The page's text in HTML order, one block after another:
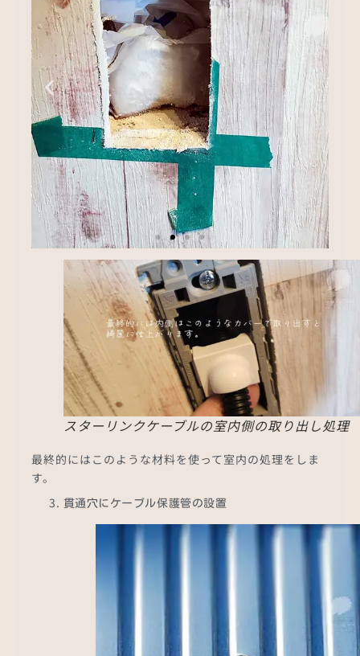
壁の中の断熱材
柱のすぐ隣に穴をあけたので、
断熱材の切れ目が見えています
スターリンクケーブルの室内側の取り出し処理
最終的にはこのような材料を使って室内の処理をしま
す。
貫通穴にケーブル保護管の設置